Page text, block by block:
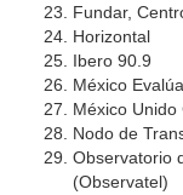
Fundar,
Horizontal
Ibero 90.9
México Evalúa
México Unido
Nodo de
Observatorio
(Observatel)